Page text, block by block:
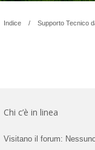
Indice Supporto Tecnico
Chi c’è in linea
Visitano il forum: